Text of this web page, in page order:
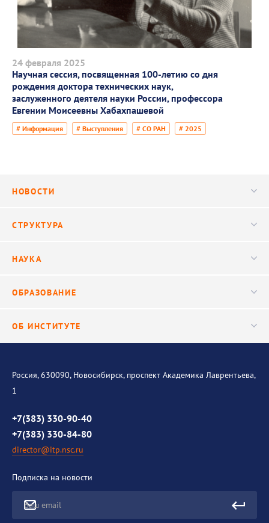
24 февраля 2025
Научная сессия, посвященная 100-летию со дня
рождения доктора технических наук,
заслуженного деятеля науки России, профессора
Евгении Моисеевны Хабахпашевой
# Информация # Выступления # СО РАН # 2025
НОВОСТИ
Видео
СТРУКТУРА
Научные подразделения
НАУКА
Исследования
ОБРАЗОВАНИЕ
ОБ ИНСТИТУТЕ
История института
Контакты
Противодействие коррупции
Россия, 630090, Новосибирск, проспект Академика Лаврентьева,
1
+7(383) 330-90-40
+7(383) 330-84-80
director@itp.nsc.ru
Подписка на новости
Ваш email